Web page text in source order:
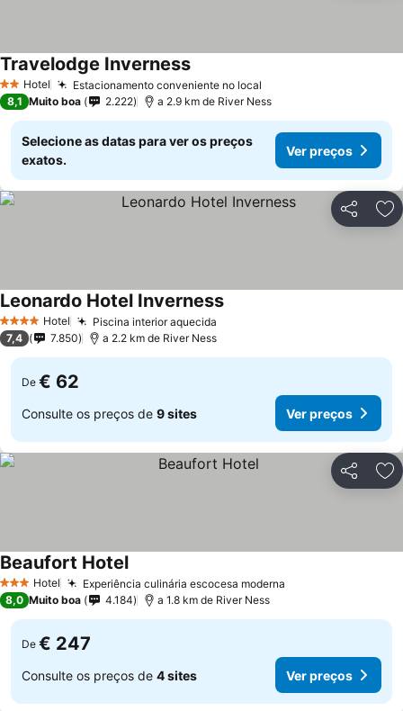
2 Estrelas
Hotel Estacionamento conveniente no local
Travelodge Inverness
8,1 Muito boa 2.222 a 2.9 km de River Ness
Selecione as datas para ver os preços
exatos.
Ver preços
Partilhar
4 EstrelasHotel Piscina interior aquecida
Leonardo Hotel Inverness
7,4 7.850 a 2.2 km de River Ness
De € 62
Consulte os preços de 9 sites Ver preços
Partilhar
3 EstrelasHotel Experiência culinária escocesa moderna
Beaufort Hotel
8,0 Muito boa 4.184 a 1.8 km de River Ness
De € 247
Consulte os preços de 4 sites Ver preços